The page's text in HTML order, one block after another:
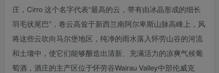
庄，Cirro 这个名字代表“最高的云，带有由冰晶形成的细长
羽毛状尾巴”，卷云高耸于新西兰南阿尔卑斯山脉高峰上，风
将这些云吹向马尔堡地区，纯净的雨水落入怀劳山谷的河流
和土壤中，使它们能够酿造出清新、充满活力的凉爽气候葡
萄酒，酒庄的主产区位于怀劳谷Wairau Valley中部伦威克